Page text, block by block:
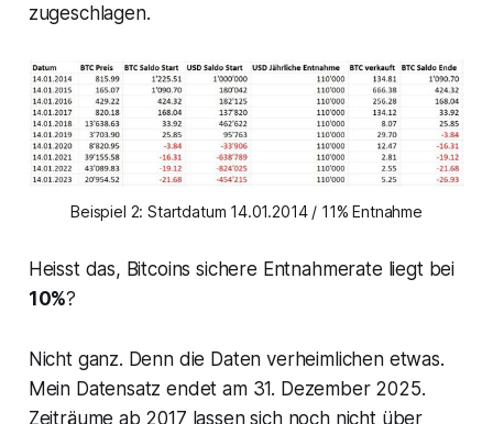
zugeschlagen.
Beispiel 2: Startdatum 14.01.2014 / 11% Entnahme
Heisst das, Bitcoins sichere Entnahmerate liegt bei
10%?
Nicht ganz. Denn die Daten verheimlichen etwas.
Mein Datensatz endet am 31. Dezember 2025.
Zeiträume ab 2017 lassen sich noch nicht über